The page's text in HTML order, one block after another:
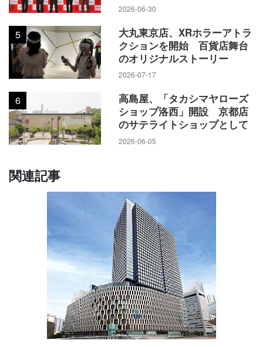
2026-06-30
5
大丸東京店、XRホラーアトラ
クションを開始 百貨店舞台
のオリジナルストーリー
2026-07-17
6
高島屋、「タカシマヤローズ
ショップ洛西」開設 京都店
のサテライトショップとして
2026-06-05
関連記事